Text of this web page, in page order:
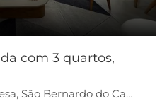
com 3 quartos,
Bernardo do Campo-SP